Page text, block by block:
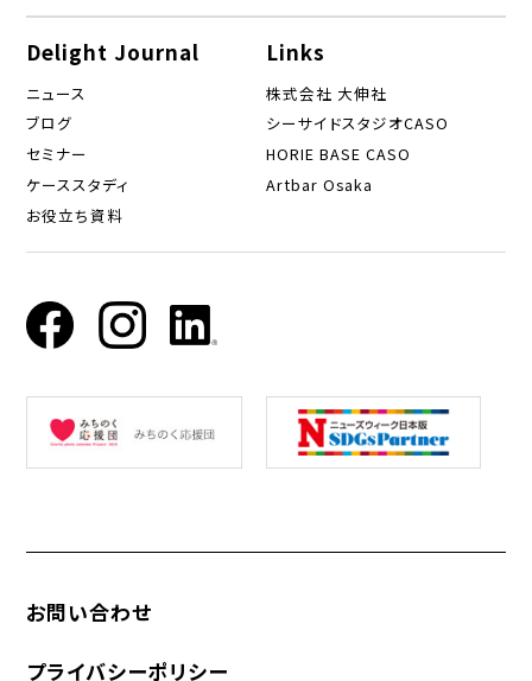
Delight Journal
ニュース
ブログ
セミナー
ケーススタディ
お役立ち資料
Links
株式会社 大伸社
シーサイドスタジオCASO
HORIE BASE CASO
Artbar Osaka
お問い合わせ
プライバシーポリシー